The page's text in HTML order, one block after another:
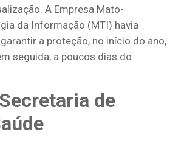
A Empresa Mato-
da Informação (MTI) havia
a proteção, no início do ano,
seguida, a poucos dias do
de